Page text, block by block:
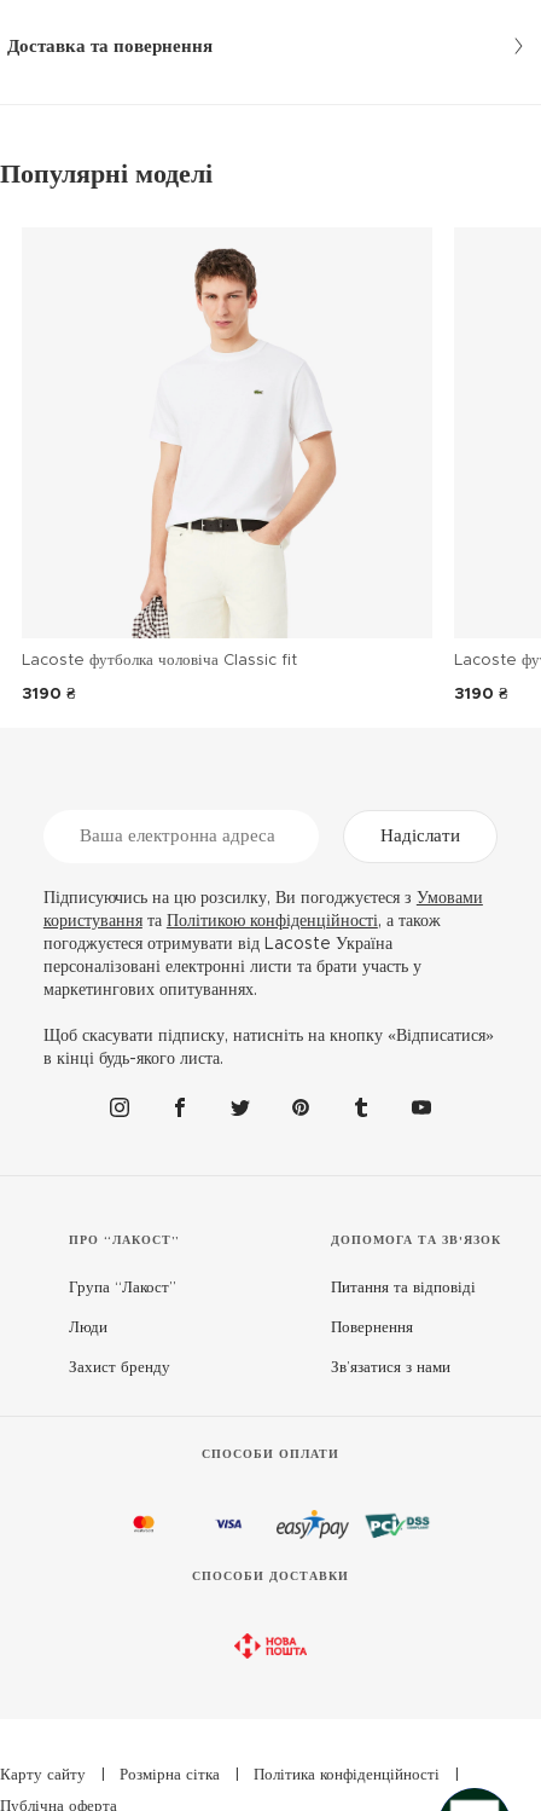
Доставка та повернення
Популярні моделі
Lacoste футболка чоловіча Classic fit
3190 ₴
Lacoste
3190 ₴
Надіслати
Підписуючись на цю розсилку, Ви погоджуєтеся з Умовами
користуваннята Політикою конфіденційності, а також
погоджуєтеся отримувати від Lacoste Україна
персоналізовані електронні листи та брати участь у
маркетингових опитуваннях.
Щоб скасувати підписку, натисніть на кнопку «Відписатися»
в кінці будь-якого листа.
ПРО “ЛАКОСТ”
Група “Лакост”
Люди
Захист бренду
ДОПОМОГА ТА ЗВ'ЯЗОК
Питання та відповіді
Повернення
Зв’язатися з нами
СПОСОБИ ОПЛАТИ
СПОСОБИ ДОСТАВКИ
Карту сайту Розмірна сітка Політика конфіденційності
Публічна оферта